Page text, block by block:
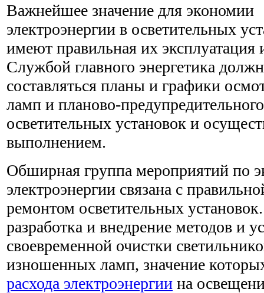
Важнейшее значение для экономии
электроэнергии в осветительных
имеют правильная их эксплуатация
Службой главного энергетика
составляться планы и графики
ламп и планово-
осветительных установок и
выполнением.
Обширная группа мероприятий по
электроэнергии связана с
ремонтом осветительных
разработка и внедрение методов и
своевременной очистки
изношенных ламп, значение
расхода электроэнергии на